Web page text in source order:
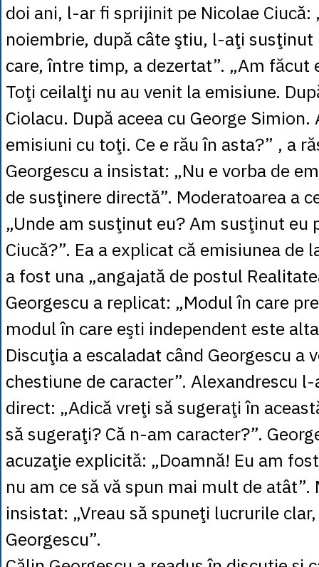
doi ani, l-ar fi sprijinit pe Nicolae Ciucă:
noiembrie, după câte ştiu, l-aţi susţinut
care, între timp, a dezertat”. „Am făcut
Toţi ceilalţi nu au venit la emisiune.
Ciolacu. După aceea cu George
emisiuni cu toţi. Ce e rău în asta?” , a
Georgescu a insistat: „Nu e vorba de
de susţinere directă”. Moderatoarea a
„Unde am susţinut eu? Am susţinut eu
Ciucă?”. Ea a explicat că emisiunea de
a fost una „angajată de postul
Georgescu a replicat: „Modul în care
modul în care eşti independent este
Discuţia a escaladat când Georgescu a
chestiune de caracter”. Alexandrescu
direct: „Adică vreţi să sugeraţi în
să sugeraţi? Că n-am caracter?”.
acuzaţie explicită: „Doamnă! Eu am
nu am ce să vă spun mai mult de atât”.
insistat: „Vreau să spuneţi lucrurile
Georgescu”.